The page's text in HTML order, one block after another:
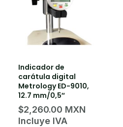
Indicador de
carátula digital
Metrology ED-9010,
12.7 mm/0,5″
$2,260.00